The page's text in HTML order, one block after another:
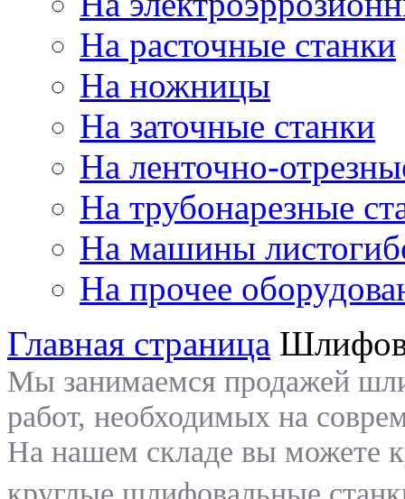
На расточные станки
На ножницы
На заточные станки
На ленточно-
На трубонарезные
На машины
На прочее
Главная страница
Мы занимаемся продажей
работ, необходимых на
На нашем складе вы можете